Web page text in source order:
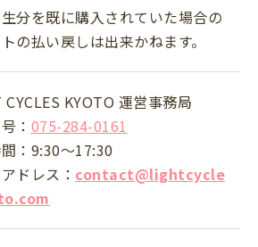
生分を既に購入されていた場合の
の払い戻しは出来かねます。
KYOTO 運営事務局
： 075-284-0161
：9:30～17:30
ドレス： contact@lightcycle